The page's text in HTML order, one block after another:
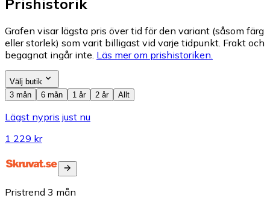
Grafen visar lägsta pris över tid för den variant (såsom färg
eller storlek) som varit billigast vid varje tidpunkt. Frakt och
begagnat ingår inte. Läs mer om prishistoriken.
Välj butik
3 mån
6 mån 1 år 2 år Allt
Lägst nypris just nu
1 229 kr
Pristrend 3 mån